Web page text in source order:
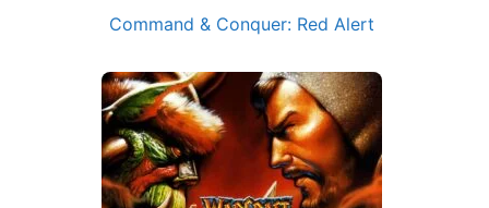
Command & Conquer: Red Alert